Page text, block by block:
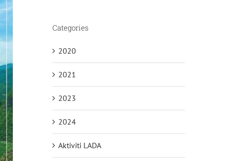
Categories
2020
2021
2023
2024
Aktiviti LADA